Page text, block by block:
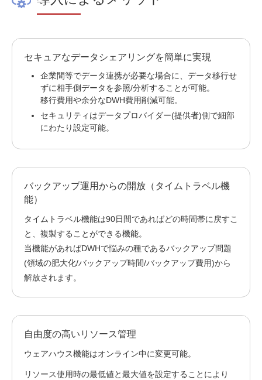
セキュアなデータシェアリングを簡単に実現
企業間等でデータ連携が必要な場合に、データ移行せ
ずに相手側データを参照/分析することが可能。
移行費用や余分なDWH費用削減可能。
セキュリティはデータプロバイダー(提供者)側で細部
にわたり設定可能。
バックアップ運用からの開放（タイムトラベル機
能）
タイムトラベル機能は90日間であればどの時間帯に戻すこ
と、複製することができる機能。
当機能があればDWHで悩みの種であるバックアップ問題
(領域の肥大化/バックアップ時間/バックアップ費用)から
解放されます。
自由度の高いリソース管理
ウェアハウス機能はオンライン中に変更可能。
リソース使用時の最低値と最大値を設定することにより